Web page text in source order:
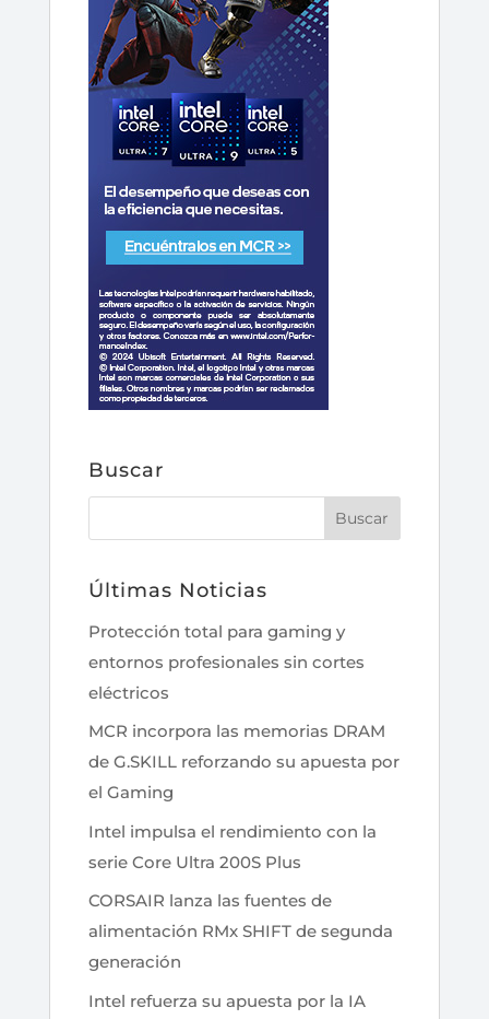
Buscar
Últimas Noticias
Protección total para gaming y
entornos profesionales sin cortes
eléctricos
MCR incorpora las memorias DRAM
de G.SKILL reforzando su apuesta por
el Gaming
Intel impulsa el rendimiento con la
serie Core Ultra 200S Plus
CORSAIR lanza las fuentes de
alimentación RMx SHIFT de segunda
generación
Intel refuerza su apuesta por la IA